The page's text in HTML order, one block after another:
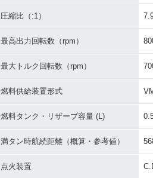
圧縮比（:1）
最高出力回転数（rpm）
最大トルク回転数（rpm）
燃料供給装置形式
燃料タンク・リザーブ容量 (L)
満タン時航続距離（概算・参考値）
点火装置